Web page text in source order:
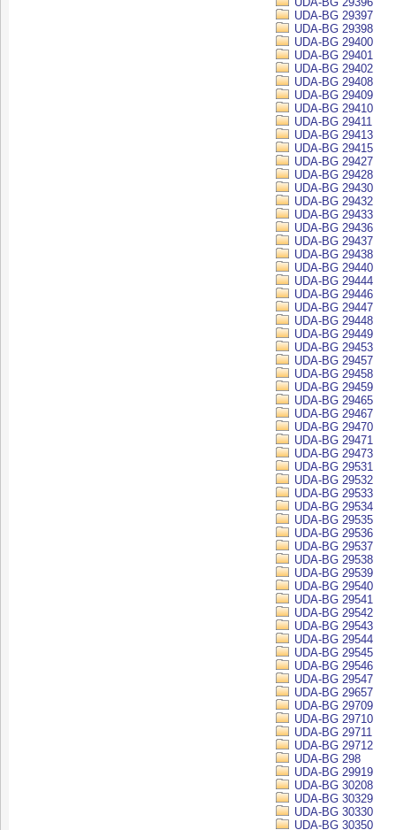
UDA-BG 29397
UDA-BG 29398
UDA-BG 29400
UDA-BG 29401
UDA-BG 29402
UDA-BG 29408
UDA-BG 29409
UDA-BG 29410
UDA-BG 29411
UDA-BG 29413
UDA-BG 29415
UDA-BG 29427
UDA-BG 29428
UDA-BG 29430
UDA-BG 29432
UDA-BG 29433
UDA-BG 29436
UDA-BG 29437
UDA-BG 29438
UDA-BG 29440
UDA-BG 29444
UDA-BG 29446
UDA-BG 29447
UDA-BG 29448
UDA-BG 29449
UDA-BG 29453
UDA-BG 29457
UDA-BG 29458
UDA-BG 29459
UDA-BG 29465
UDA-BG 29467
UDA-BG 29470
UDA-BG 29471
UDA-BG 29473
UDA-BG 29531
UDA-BG 29532
UDA-BG 29533
UDA-BG 29534
UDA-BG 29535
UDA-BG 29536
UDA-BG 29537
UDA-BG 29538
UDA-BG 29539
UDA-BG 29540
UDA-BG 29541
UDA-BG 29542
UDA-BG 29543
UDA-BG 29544
UDA-BG 29545
UDA-BG 29546
UDA-BG 29547
UDA-BG 29657
UDA-BG 29709
UDA-BG 29710
UDA-BG 29711
UDA-BG 29712
UDA-BG 298
UDA-BG 29919
UDA-BG 30208
UDA-BG 30329
UDA-BG 30330
UDA-BG 30350